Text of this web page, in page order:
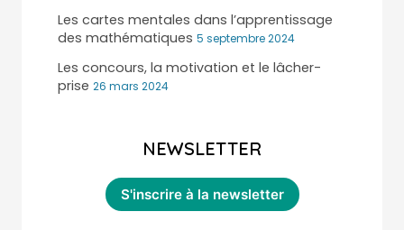
Les cartes mentales dans l’apprentissage
des mathématiques 5 septembre 2024
Les concours, la motivation et le lâcher-
prise 26 mars 2024
NEWSLETTER